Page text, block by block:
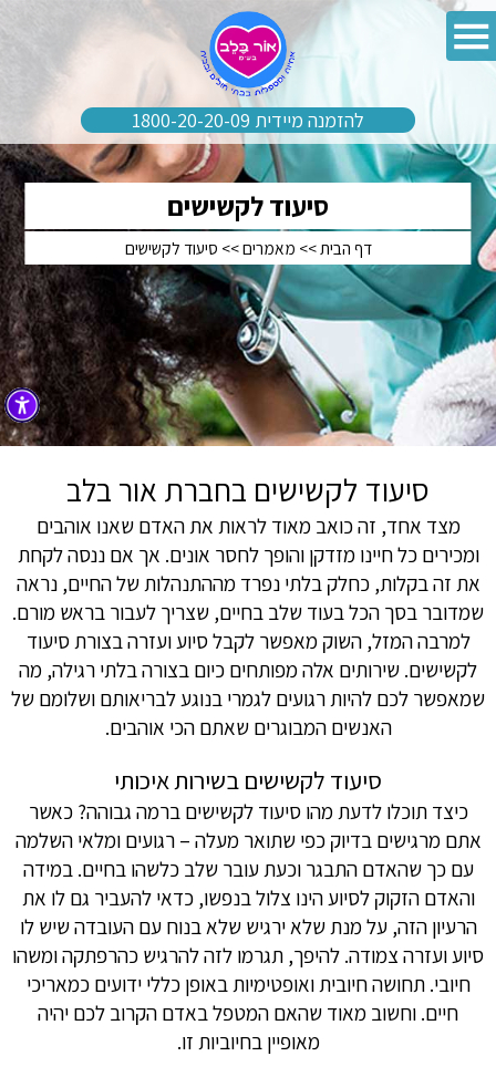
להזמנה מיידית 1800-20-20-09
סיעוד לקשישים
דף הבית >> מאמרים>> סיעוד לקשישים
סיעוד לקשישים בחברת אור בלב
מצד אחד, זה כואב מאוד לראות את האדם שאנו אוהבים
ומכירים כל חיינו מזדקן והופך לחסר אונים. אך אם ננסה לקחת
את זה בקלות, כחלק בלתי נפרד מההתנהלות של החיים, נראה
שמדובר בסך הכל בעוד שלב בחיים, שצריך לעבור בראש מורם.
למרבה המזל, השוק מאפשר לקבל סיוע ועזרה בצורת סיעוד
לקשישים. שירותים אלה מפותחים כיום בצורה בלתי רגילה, מה
שמאפשר לכם להיות רגועים לגמרי בנוגע לבריאותם ושלומם של
האנשים המבוגרים שאתם הכי אוהבים.
סיעוד לקשישים בשירות איכותי
כיצד תוכלו לדעת מהו סיעוד לקשישים ברמה גבוהה? כאשר
אתם מרגישים בדיוק כפי שתואר מעלה – רגועים ומלאי השלמה
עם כך שהאדם התבגר וכעת עובר שלב כלשהו בחיים. במידה
והאדם הזקוק לסיוע הינו צלול בנפשו, כדאי להעביר גם לו את
הרעיון הזה, על מנת שלא ירגיש שלא בנוח עם העובדה שיש לו
סיוע ועזרה צמודה. להיפך, תגרמו לזה להרגיש כהרפתקה ומשהו
חיובי. תחושה חיובית ואופטימיות באופן כללי ידועים כמאריכי
חיים. וחשוב מאוד שהאם המטפל באדם הקרוב לכם יהיה
מאופיין בחיוביות זו.